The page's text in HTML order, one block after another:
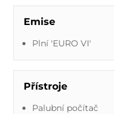
Emise
Plní 'EURO VI'
Přístroje
Palubní počítač